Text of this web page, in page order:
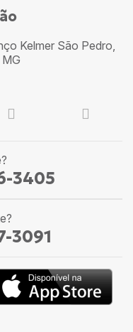
Kelmer São Pedro,
3405
3091